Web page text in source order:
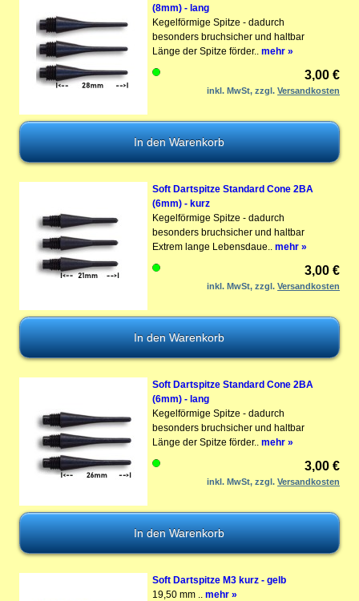
(8mm) - lang
Kegelförmige Spitze - dadurch
besonders bruchsicher und haltbar
Länge der Spitze förder.. mehr »
3,00 €
inkl. MwSt, zzgl.Versandkosten
Soft Dartspitze Standard Cone 2BA
(6mm) - kurz
Kegelförmige Spitze - dadurch
besonders bruchsicher und haltbar
Extrem lange Lebensdaue.. mehr »
3,00 €
inkl. MwSt, zzgl.Versandkosten
Soft Dartspitze Standard Cone 2BA
(6mm) - lang
Kegelförmige Spitze - dadurch
besonders bruchsicher und haltbar
Länge der Spitze förder.. mehr »
3,00 €
inkl. MwSt, zzgl.Versandkosten
Soft Dartspitze M3 kurz - gelb
19,50 mm .. mehr »